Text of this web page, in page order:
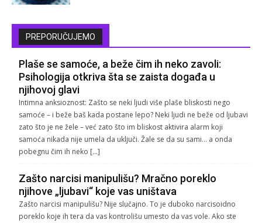
PREPORUČUJEMO
Plaše se samoće, a beže čim ih neko zavoli:
Psihologija otkriva šta se zaista događa u
njihovoj glavi
Intimna anksioznost: Zašto se neki ljudi više plaše bliskosti nego
samoće – i beže baš kada postane lepo? Neki ljudi ne beže od ljubavi
zato što je ne žele – već zato što im bliskost aktivira alarm koji
samoća nikada nije umela da uključi. Žale se da su sami… a onda
pobegnu čim ih neko […]
Zašto narcisi manipulišu? Mračno poreklo
njihove „ljubavi“ koje vas uništava
Zašto narcisi manipulišu? Nije slučajno. To je duboko narcisoidno
poreklo koje ih tera da vas kontrolišu umesto da vas vole. Ako ste